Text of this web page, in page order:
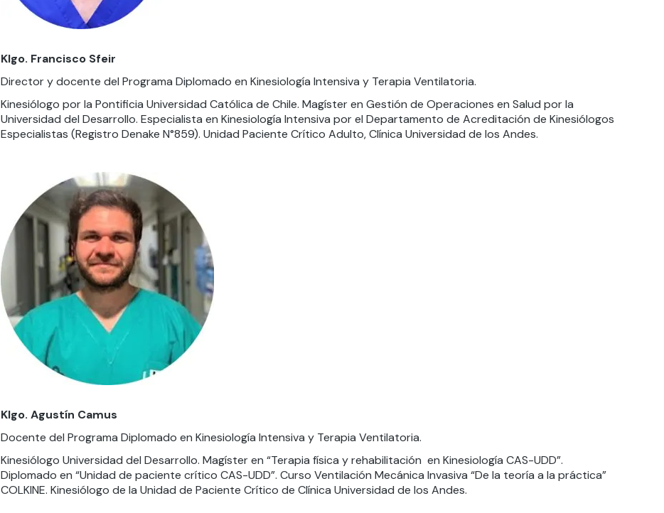
Klgo. Francisco Sfeir
Director y docente del Programa Diplomado en Kinesiología Intensiva y Terapia Ventilatoria.
Kinesiólogo por la Pontificia Universidad Católica de Chile. Magíster en Gestión de Operaciones en Salud por la
Universidad del Desarrollo. Especialista en Kinesiología Intensiva por el Departamento de Acreditación de Kinesiólogos
Especialistas (Registro Denake N°859). Unidad Paciente Crítico Adulto, Clínica Universidad de los Andes.
Klgo. Agustín Camus
Docente del Programa Diplomado en Kinesiología Intensiva y Terapia Ventilatoria.
Kinesiólogo Universidad del Desarrollo. Magíster en “Terapia física y rehabilitación en Kinesiología CAS-UDD”.
Diplomado en “Unidad de paciente crítico CAS-UDD”. Curso Ventilación Mecánica Invasiva “De la teoría a la práctica”
COLKINE. Kinesiólogo de la Unidad de Paciente Crítico de Clínica Universidad de los Andes.